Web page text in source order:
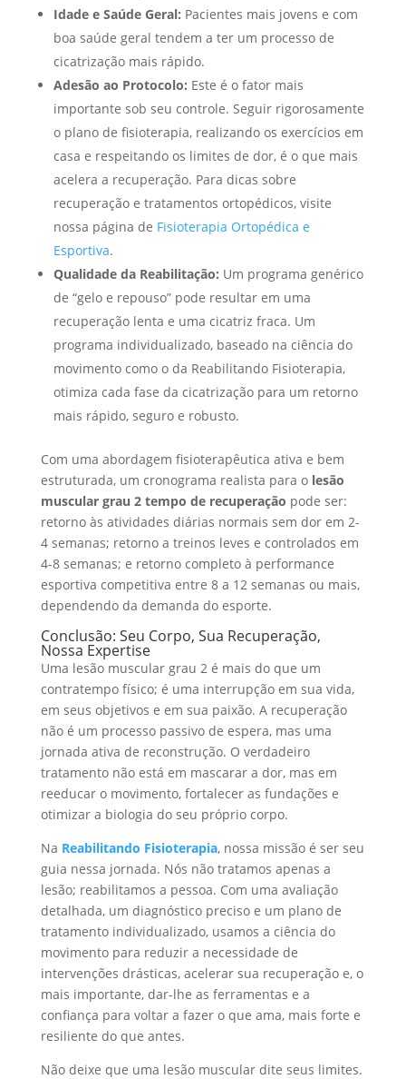
Idade e Saúde Geral: Pacientes mais jovens e com
boa saúde geral tendem a ter um processo de
cicatrização mais rápido.
Adesão ao Protocolo: Este é o fator mais
importante sob seu controle. Seguir rigorosamente
o plano de fisioterapia, realizando os exercícios em
casa e respeitando os limites de dor, é o que mais
acelera a recuperação. Para dicas sobre
recuperação e tratamentos ortopédicos, visite
nossa página de Fisioterapia Ortopédica e
Esportiva.
Qualidade da Reabilitação: Um programa genérico
de “gelo e repouso” pode resultar em uma
recuperação lenta e uma cicatriz fraca. Um
programa individualizado, baseado na ciência do
movimento como o da Reabilitando Fisioterapia,
otimiza cada fase da cicatrização para um retorno
mais rápido, seguro e robusto.
Com uma abordagem fisioterapêutica ativa e bem
estruturada, um cronograma realista para o lesão
muscular grau 2 tempo de recuperação pode ser:
retorno às atividades diárias normais sem dor em 2-
4 semanas; retorno a treinos leves e controlados em
4-8 semanas; e retorno completo à performance
esportiva competitiva entre 8 a 12 semanas ou mais,
dependendo da demanda do esporte.
Conclusão: Seu Corpo, Sua Recuperação,
Nossa Expertise
Uma lesão muscular grau 2 é mais do que um
contratempo físico; é uma interrupção em sua vida,
em seus objetivos e em sua paixão. A recuperação
não é um processo passivo de espera, mas uma
jornada ativa de reconstrução. O verdadeiro
tratamento não está em mascarar a dor, mas em
reeducar o movimento, fortalecer as fundações e
otimizar a biologia do seu próprio corpo.
Na Reabilitando Fisioterapia, nossa missão é ser seu
guia nessa jornada. Nós não tratamos apenas a
lesão; reabilitamos a pessoa. Com uma avaliação
detalhada, um diagnóstico preciso e um plano de
tratamento individualizado, usamos a ciência do
movimento para reduzir a necessidade de
intervenções drásticas, acelerar sua recuperação e, o
mais importante, dar-lhe as ferramentas e a
confiança para voltar a fazer o que ama, mais forte e
resiliente do que antes.
Não deixe que uma lesão muscular dite seus limites.